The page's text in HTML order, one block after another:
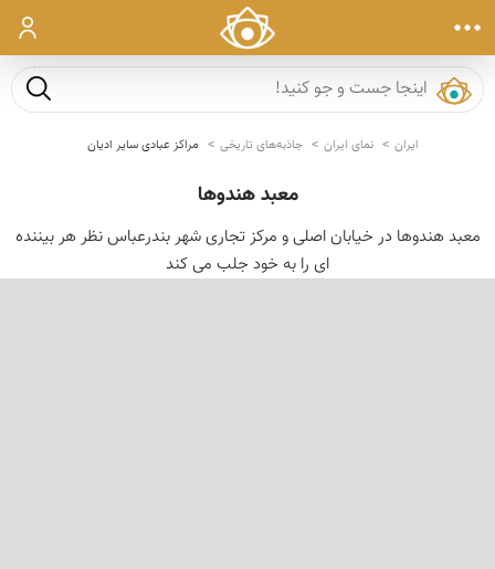
ورود
جست و
ایران نمای ایران جاذبه‌های تاریخی مراکز عبادی سایر ادیان
معبد هندوها
معبد هندوها در خیابان اصلی و مرکز تجاری شهر بندرعباس نظر هر بیننده
ای را به خود جلب می کند